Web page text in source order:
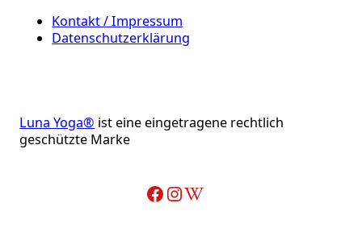
Kontakt / Impressum
Datenschutzerklärung
Luna Yoga® ist eine eingetragene rechtlich
geschützte Marke
Facebook InstagramWikipedia-Artikel über Adelheid Ohlig